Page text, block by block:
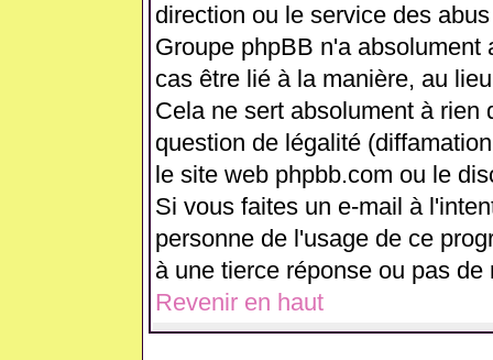
direction ou le service des
Groupe phpBB n'a
cas être lié à la manière, au
Cela ne sert absolument à rien
question de légalité
le site web phpbb.com ou le
Si vous faites un e-mail à
personne de l'usage de ce
à une tierce réponse ou pas de
Revenir en haut